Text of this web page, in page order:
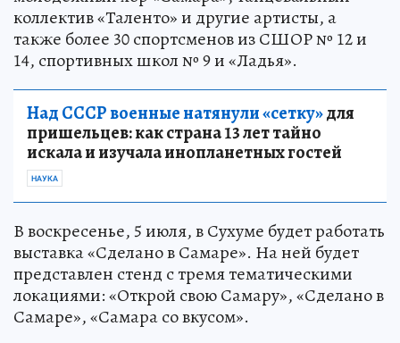
коллектив «Таленто» и другие артисты, а
также более 30 спортсменов из СШОР № 12 и
14, спортивных школ № 9 и «Ладья».
Над СССР военные натянули «сетку»для
пришельцев: как страна 13 лет тайно
искала и изучала инопланетных гостей
НАУКА
В воскресенье, 5 июля, в Сухуме будет работать
выставка «Сделано в Самаре». На ней будет
представлен стенд с тремя тематическими
локациями: «Открой свою Самару», «Сделано в
Самаре», «Самара со вкусом».